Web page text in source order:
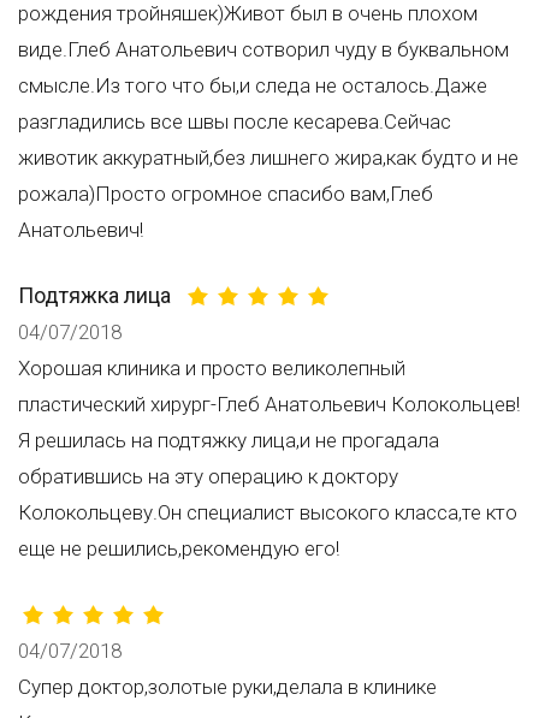
рождения тройняшек)Живот был в очень плохом
виде.Глеб Анатольевич сотворил чуду в буквальном
смысле.Из того что бы,и следа не осталось.Даже
разгладились все швы после кесарева.Сейчас
животик аккуратный,без лишнего жира,как будто и не
рожала)Просто огромное спасибо вам,Глеб
Анатольевич!
Подтяжка лица
04/07/2018
Хорошая клиника и просто великолепный
пластический хирург-Глеб Анатольевич Колокольцев!
Я решилась на подтяжку лица,и не прогадала
обратившись на эту операцию к доктору
Колокольцеву.Он специалист высокого класса,те кто
еще не решились,рекомендую его!
04/07/2018
Супер доктор,золотые руки,делала в клинике